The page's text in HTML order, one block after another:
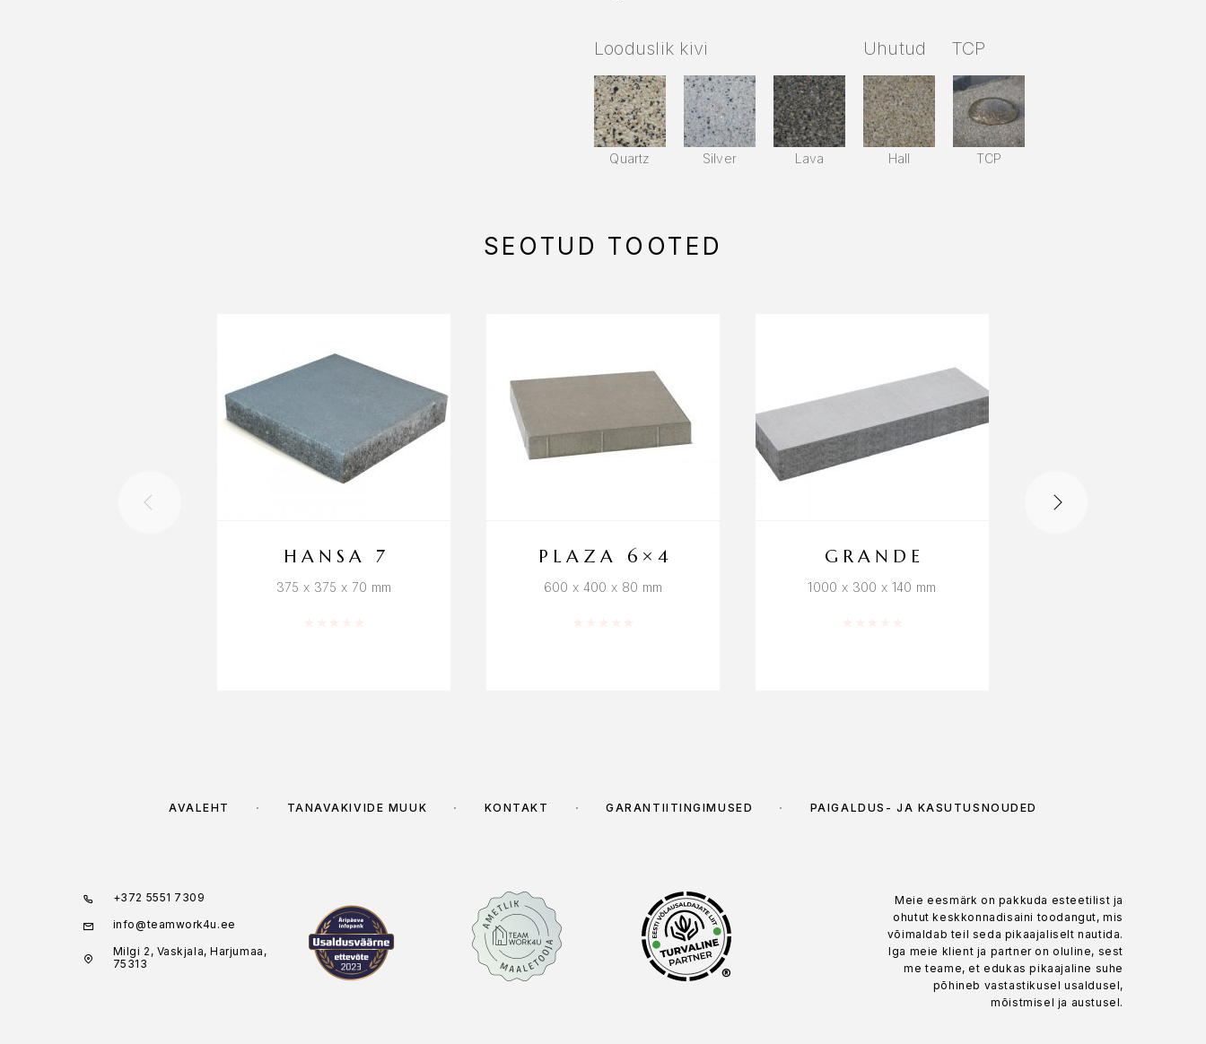
Looduslik kivi Uhutud TCP
Quartz Silver Lava Hall TCP
SEOTUD TOOTED
HANSA 7
375 x 375 x 70 mm
PLAZA 6×4
600 x 400 x 80 mm
GRANDE
1000 x 300 x 140 mm
AVALEHT TÄNAVAKIVIDE MÜÜK KONTAKT GARANTIITINGIMUSED PAIGALDUS- JA KASUTUSNÕUDED
+372 5551 7309
info@teamwork4u.ee
Milgi 2, Vaskjala, Harjumaa,
75313
®
Meie eesmärk on pakkuda esteetilist ja
ohutut keskkonnadisaini toodangut, mis
võimaldab teil seda pikaajaliselt nautida.
Iga meie klient ja partner on oluline, sest
me teame, et edukas pikaajaline suhe
põhineb vastastikusel usaldusel,
mõistmisel ja austusel.